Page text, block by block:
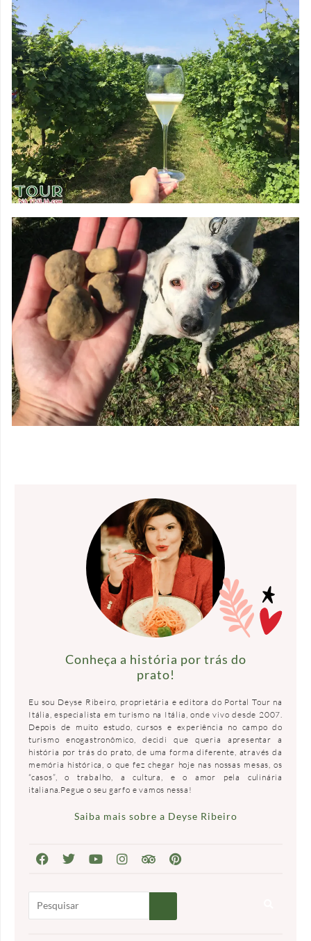
CULINÁRIA
DEGUSTAÇÕES &
VINHOS
Conheça a história por trás do
prato!
Eu sou Deyse Ribeiro, proprietária e editora do Portal Tour na
Itália, especialista em turismo na Itália, onde vivo desde 2007.
Depois de muito estudo, cursos e experiência no campo do
turismo enogastronômico, decidi que queria apresentar a
história por trás do prato, de uma forma diferente, através da
memória histórica, o que fez chegar hoje nas nossas mesas, os
“casos”, o trabalho, a cultura, e o amor pela culinária
italiana.Pegue o seu garfo e vamos nessa!
Saiba mais sobre a Deyse Ribeiro
e